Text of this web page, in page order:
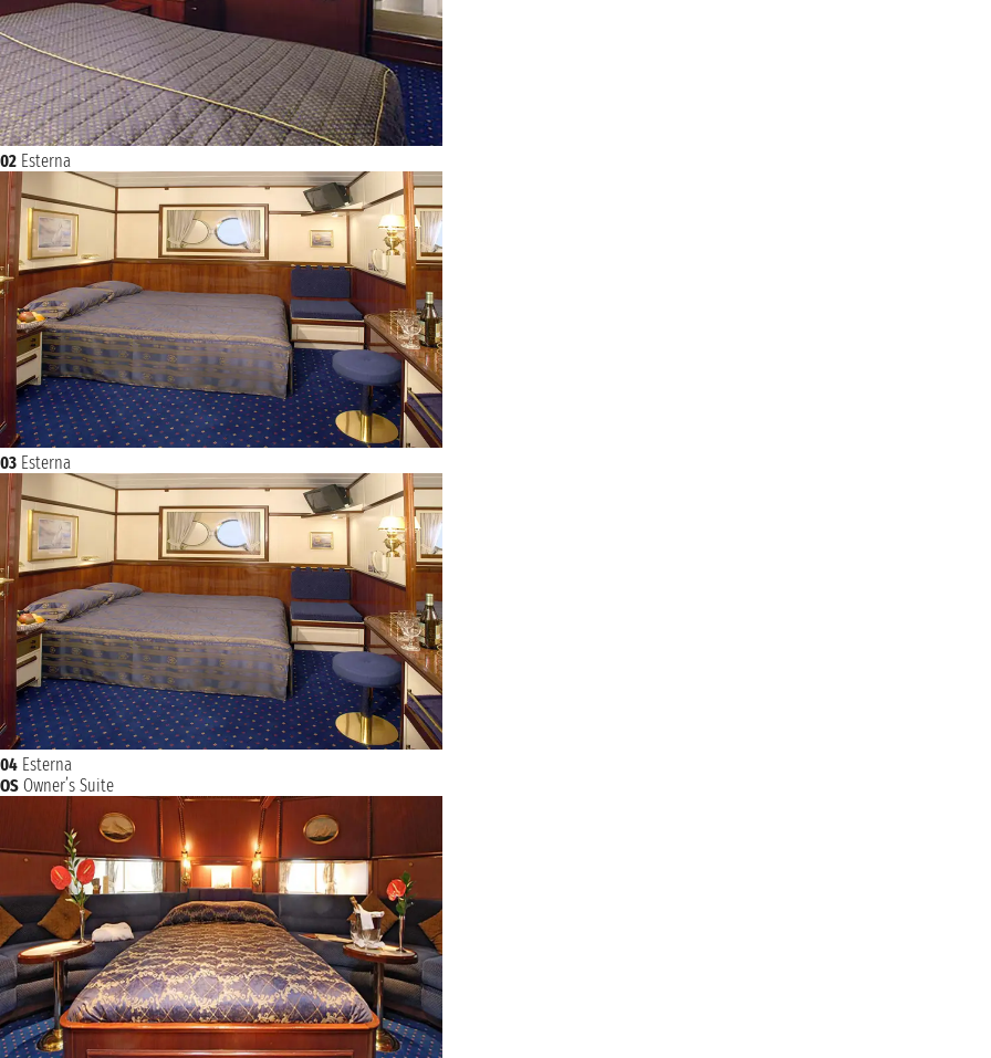
02 Esterna
03 Esterna
04 Esterna
OS Owner’s Suite